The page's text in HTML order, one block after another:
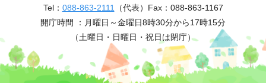
Tel： 088-863-2111 （代表） Fax：088-863-1167
開庁時間 ： 月曜日～金曜日8時30分から17時15分
（土曜日・日曜日・祝日は閉庁）